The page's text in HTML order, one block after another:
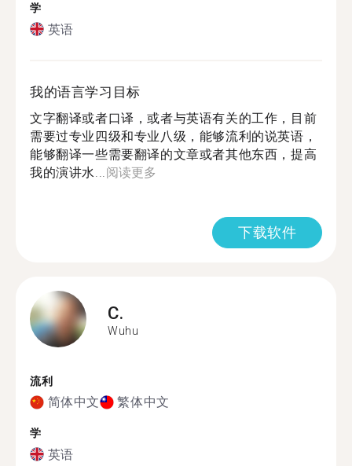
学
英语
我的语言学习目标
文字翻译或者口译，或者与英语有关的工作，目前
需要过专业四级和专业八级，能够流利的说英语，
能够翻译一些需要翻译的文章或者其他东西，提高
我的演讲水... 阅读更多
下载软件
C.
Wuhu
流利
简体中文 繁体中文
学
英语